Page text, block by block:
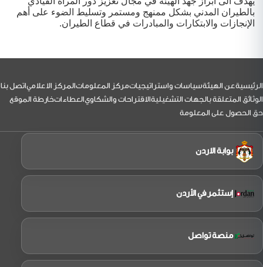
بالطيران المدني بشكل ممنهج ومستمر وتسليط الضوء على أهم
الإنجازات والابتكارات والمبادرات في قطاع الطيران.
التذييل
الرئيسيةعن الهيئةسياسات واستراتيجياتمركز المعلوماتالمركز الاعلامياتصل بنا
الوثائق المتعلقة بالجهات التشغيليةالاقتراحات والشكاويالعطاءاتخارطة الموقع
حق الحصول على المعلومة
بوابة الاردن
إستثمر في الأردن
منصة تواصل